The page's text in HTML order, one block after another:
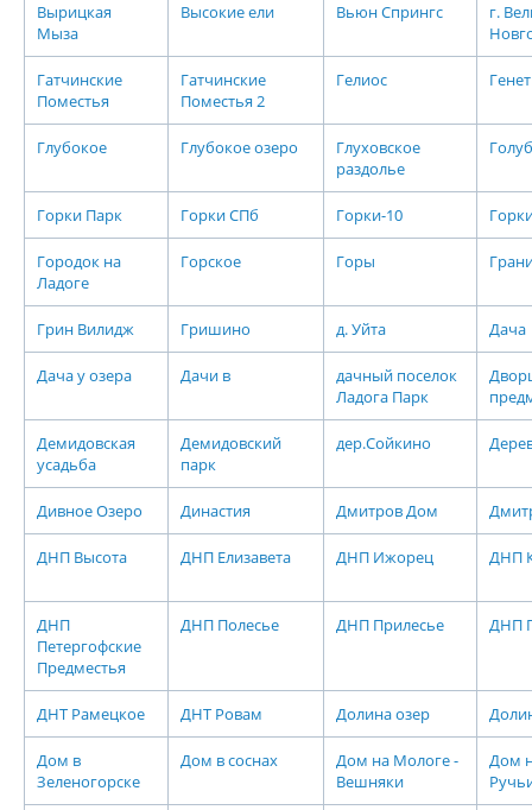
Вырицкая
Мыза
Высокие ели Вьюн Спрингс
г.
Гатчинские
Поместья
Гатчинские
Поместья 2
Гелиос
Глубокое Глубокое озеро
Глуховское
раздолье
Горки Парк Горки СПб Горки-10
Городок на
Ладоге
Горское Горы
Грин Вилидж Гришино д. Уйта Дача
Дача у озера Дачи в
дачный поселок
Ладога Парк
Демидовская
усадьба
Демидовский
парк
дер.Сойкино
Дивное Озеро Династия Дмитров Дом
ДНП Высота ДНП Елизавета ДНП Ижорец ДНП
ДНП
Петергофские
Предместья
ДНП Полесье ДНП Прилесье ДНП
ДНТ Рамецкое ДНТ Ровам Долина озер
Дом в
Зеленогорске
Дом в соснах
Дом на Мологе -
Вешняки
Дом